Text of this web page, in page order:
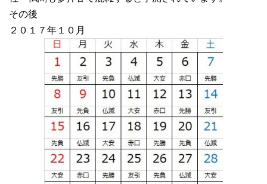
その後
２０１７年１０月